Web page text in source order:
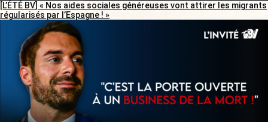
[L’ÉTÉ BV] « Nos aides sociales généreuses vont attirer les migrants
régularisés par l’Espagne ! »